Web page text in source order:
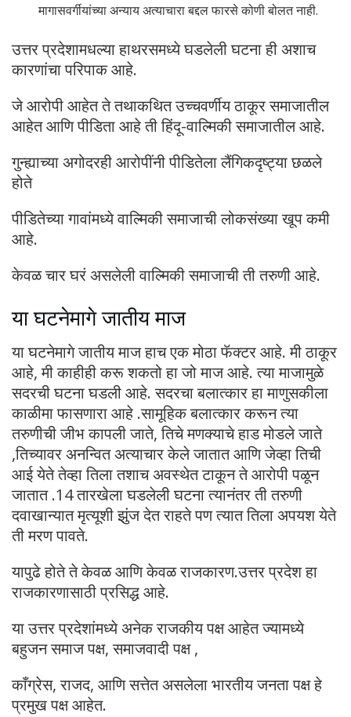
मागासवर्गीयांच्या अन्याय अत्याचारा बद्दल फारसे कोणी बोलत नाही.
उत्तर प्रदेशामधल्या हाथरसमध्ये घडलेली घटना ही अशाच
कारणांचा परिपाक आहे.
जे आरोपी आहेत ते तथाकथित उच्चवर्णीय ठाकूर समाजातील
आहेत आणि पीडिता आहे ती हिंदू-वाल्मिकी समाजातील आहे.
गुन्ह्याच्या अगोदरही आरोपींनी पीडितेला लैंगिकदृष्ट्या छळले
होते
पीडितेच्या गावांमध्ये वाल्मिकी समाजाची लोकसंख्या खूप कमी
आहे.
केवळ चार घरं असलेली वाल्मिकी समाजाची ती तरुणी आहे.
या घटनेमागे जातीय माज
या घटनेमागे जातीय माज हाच एक मोठा फॅक्टर आहे. मी ठाकूर
आहे, मी काहीही करू शकतो हा जो माज आहे. त्या माजामुळे
सदरची घटना घडली आहे. सदरचा बलात्कार हा माणुसकीला
काळीमा फासणारा आहे .सामूहिक बलात्कार करून त्या
तरुणीची जीभ कापली जाते, तिचे मणक्याचे हाड मोडले जाते
,तिच्यावर अनन्वित अत्याचार केले जातात आणि जेव्हा तिची
आई येते तेव्हा तिला तशाच अवस्थेत टाकून ते आरोपी पळून
जातात .14 तारखेला घडलेली घटना त्यानंतर ती तरुणी
दवाखान्यात मृत्यूशी झुंज देत राहते पण त्यात तिला अपयश येते
ती मरण पावते.
यापुढे होते ते केवळ आणि केवळ राजकारण.उत्तर प्रदेश हा
राजकारणासाठी प्रसिद्ध आहे.
या उत्तर प्रदेशांमध्ये अनेक राजकीय पक्ष आहेत ज्यामध्ये
बहुजन समाज पक्ष, समाजवादी पक्ष ,
काँग्रेस, राजद, आणि सत्तेत असलेला भारतीय जनता पक्ष हे
प्रमुख पक्ष आहेत.